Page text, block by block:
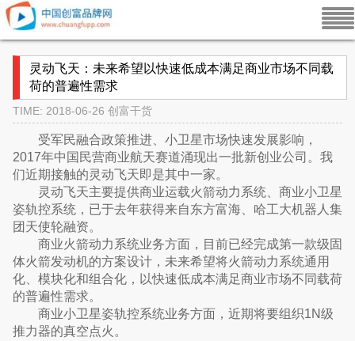
灵动飞天：未来希望以快速低成本满足商业市场不同载
荷的普遍性需求
TIME: 2018-06-26 创富干货
受军民融合政策推进、小卫星市场快速发展影响，
2017年中国民营商业航天赛道涌现出一批新创业公司。我
们近期接触的灵动飞天即是其中一家。
灵动飞天主要提供商业运载火箭动力系统、商业小卫星
姿轨控系统，已于去年获得来自东方富海、哈工大机器人集
团天使轮融资。
商业火箭动力系统业务方面，目前已经完成第一款级固
体火箭发动机的方案设计，未来希望将火箭动力系统通用
化、模块化和组合化，以快速低成本满足商业市场不同载荷
的普遍性需求。
商业小卫星姿轨控系统业务方面，近期将要组织1N级
推力器的真空点火。